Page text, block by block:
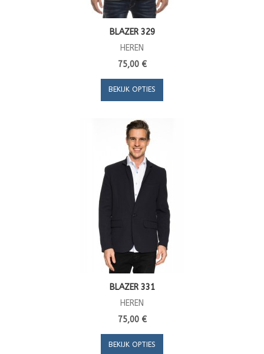
BLAZER 329
HEREN
75,00 €
BEKIJK OPTIES
BLAZER 331
HEREN
75,00 €
BEKIJK OPTIES